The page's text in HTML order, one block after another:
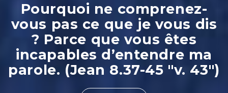
Pourquoi ne comprenez-
vous pas ce que je vous dis
? Parce que vous êtes
incapables d’entendre ma
parole. (Jean 8.37-45 "v. 43")